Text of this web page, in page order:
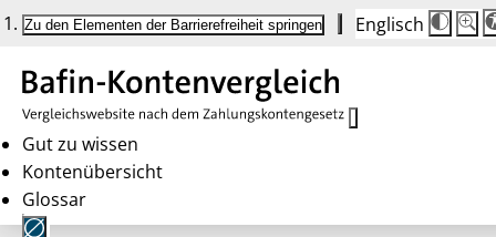
Zu den Elementen der Barrierefreiheit springen Englisch
Die
100%
Gut zu wissen
Kontenübersicht
Glossar